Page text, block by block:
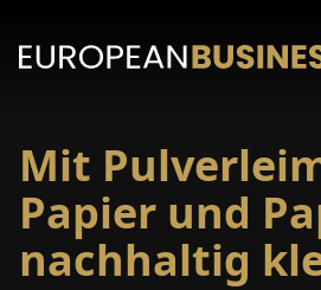
Mit
Papier und
nachhaltig